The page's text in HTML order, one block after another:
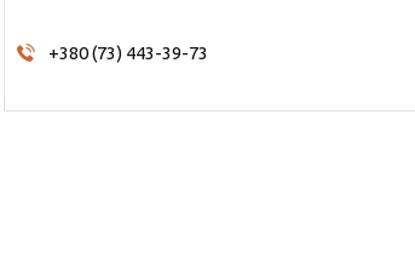
+380 (73) 443-39-73